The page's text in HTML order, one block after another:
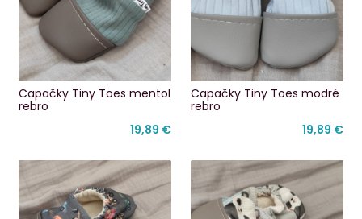
Capačky Tiny Toes mentol
rebro
19,89 €
Capačky Tiny Toes modré
rebro
19,89 €